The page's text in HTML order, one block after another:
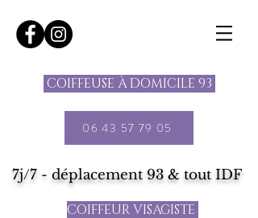
COIFFEUSE À DOMICILE 93
06 43 57 79 05
7j/7 - déplacement 93 & tout IDF
COIFFEUR VISAGISTE